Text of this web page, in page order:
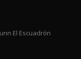
El Escuadrón